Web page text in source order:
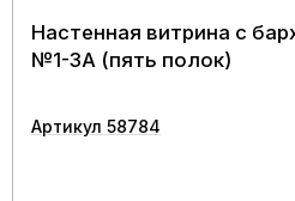
Настенная витрина с
№1-3А (пять полок)
Артикул 58784